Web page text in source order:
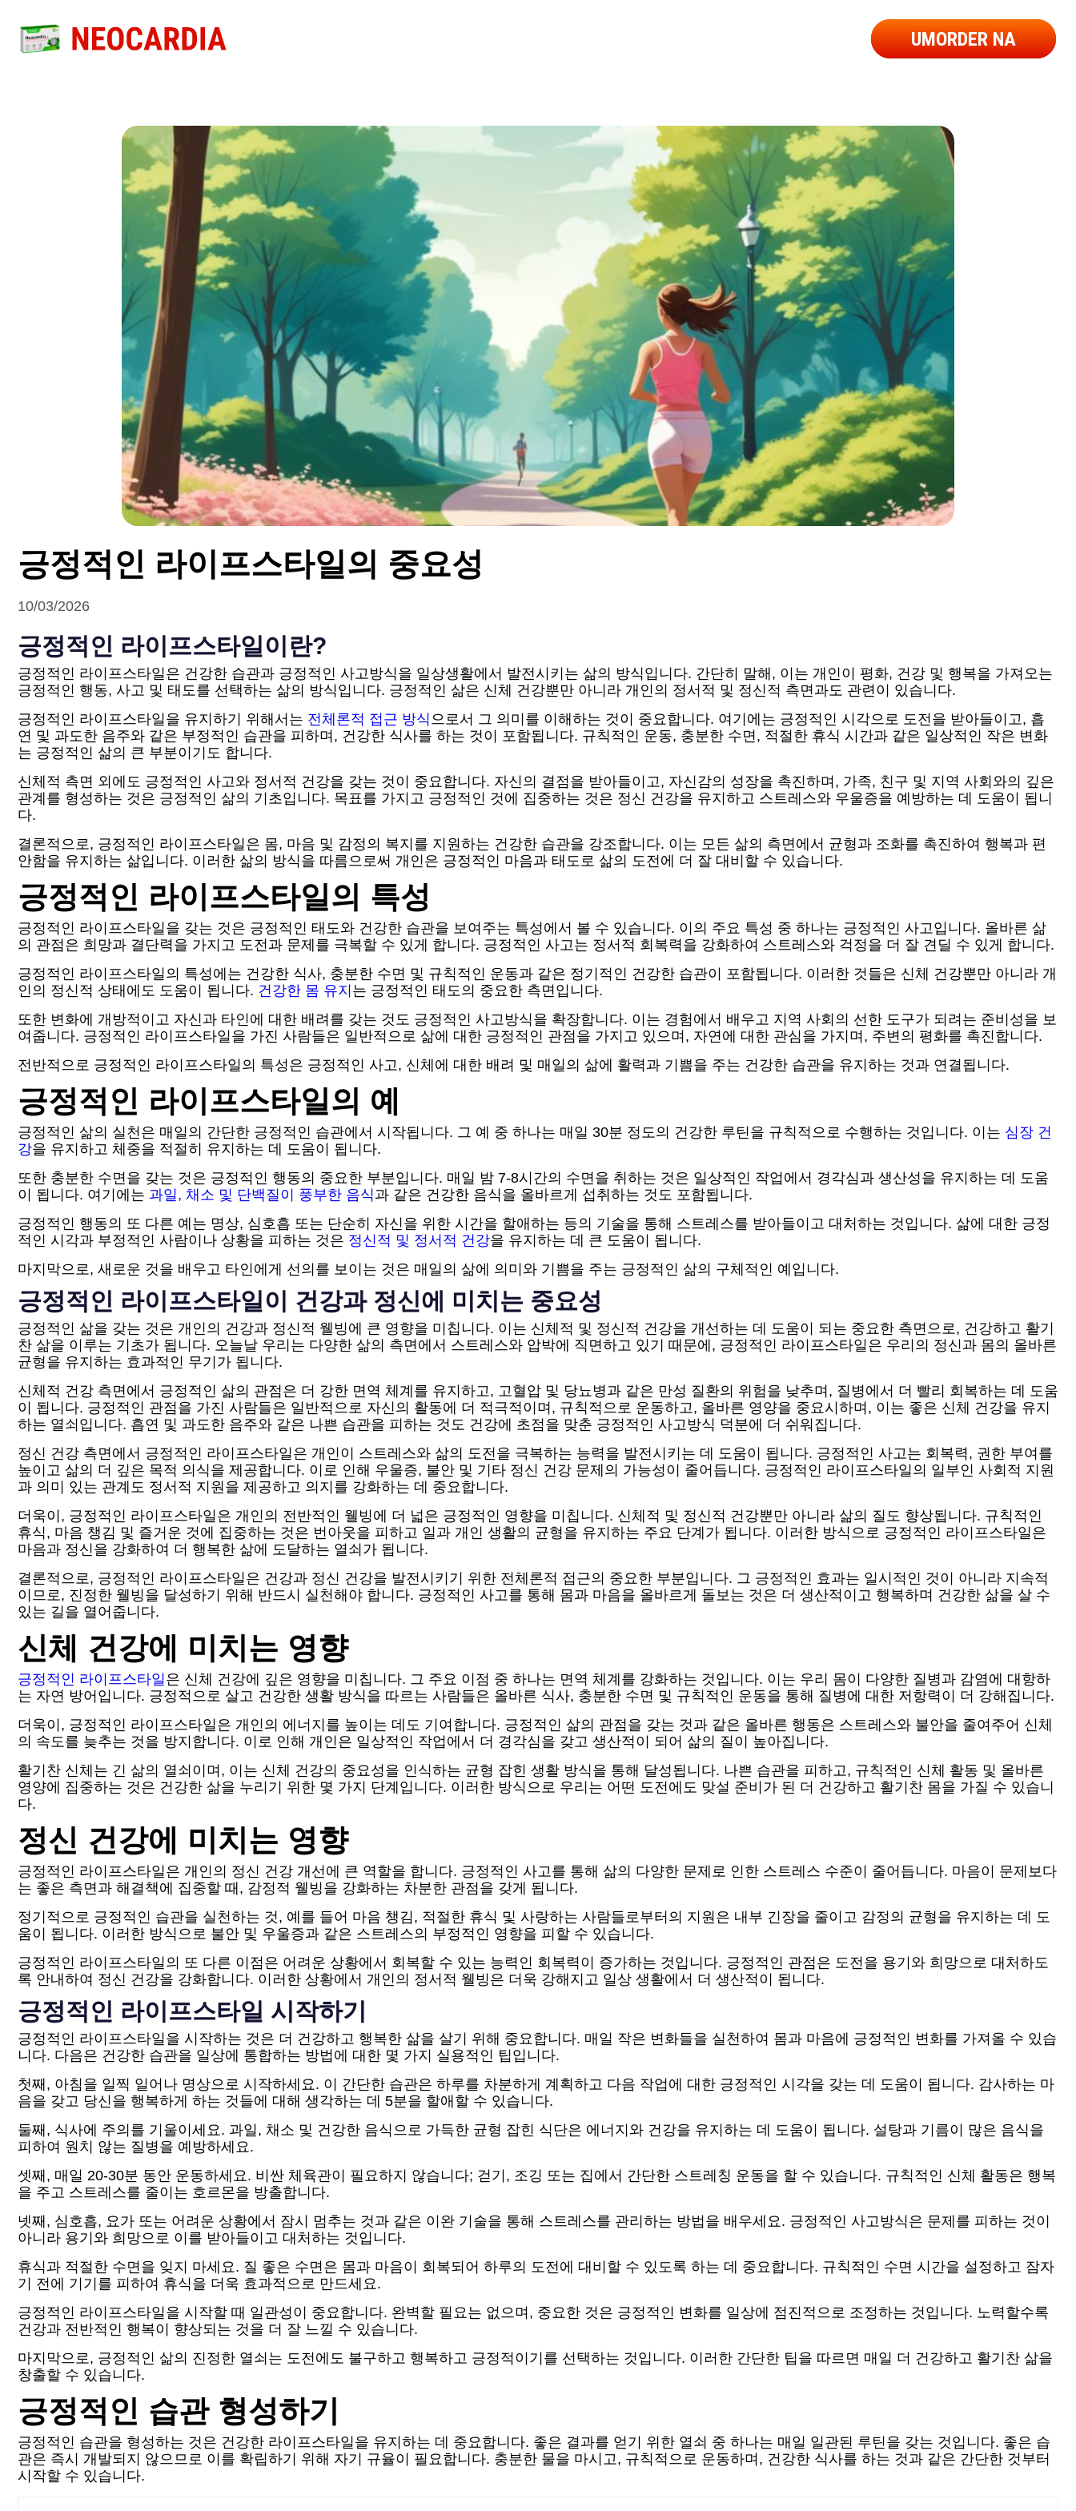
UMORDER NA
긍정적인 라이프스타일의 중요성
10/03/2026
긍정적인 라이프스타일이란?
긍정적인 라이프스타일은 건강한 습관과 긍정적인 사고방식을 일상생활에서 발전시키는 삶의 방식입니다. 간단히 말해, 이는 개인이 평화, 건강 및 행복을 가져오는
긍정적인 행동, 사고 및 태도를 선택하는 삶의 방식입니다. 긍정적인 삶은 신체 건강뿐만 아니라 개인의 정서적 및 정신적 측면과도 관련이 있습니다.
긍정적인 라이프스타일을 유지하기 위해서는 전체론적 접근 방식으로서 그 의미를 이해하는 것이 중요합니다. 여기에는 긍정적인 시각으로 도전을 받아들이고, 흡
연 및 과도한 음주와 같은 부정적인 습관을 피하며, 건강한 식사를 하는 것이 포함됩니다. 규칙적인 운동, 충분한 수면, 적절한 휴식 시간과 같은 일상적인 작은 변화
는 긍정적인 삶의 큰 부분이기도 합니다.
신체적 측면 외에도 긍정적인 사고와 정서적 건강을 갖는 것이 중요합니다. 자신의 결점을 받아들이고, 자신감의 성장을 촉진하며, 가족, 친구 및 지역 사회와의 깊은
관계를 형성하는 것은 긍정적인 삶의 기초입니다. 목표를 가지고 긍정적인 것에 집중하는 것은 정신 건강을 유지하고 스트레스와 우울증을 예방하는 데 도움이 됩니
다.
결론적으로, 긍정적인 라이프스타일은 몸, 마음 및 감정의 복지를 지원하는 건강한 습관을 강조합니다. 이는 모든 삶의 측면에서 균형과 조화를 촉진하여 행복과 편
안함을 유지하는 삶입니다. 이러한 삶의 방식을 따름으로써 개인은 긍정적인 마음과 태도로 삶의 도전에 더 잘 대비할 수 있습니다.
긍정적인 라이프스타일의 특성
긍정적인 라이프스타일을 갖는 것은 긍정적인 태도와 건강한 습관을 보여주는 특성에서 볼 수 있습니다. 이의 주요 특성 중 하나는 긍정적인 사고입니다. 올바른 삶
의 관점은 희망과 결단력을 가지고 도전과 문제를 극복할 수 있게 합니다. 긍정적인 사고는 정서적 회복력을 강화하여 스트레스와 걱정을 더 잘 견딜 수 있게 합니다.
긍정적인 라이프스타일의 특성에는 건강한 식사, 충분한 수면 및 규칙적인 운동과 같은 정기적인 건강한 습관이 포함됩니다. 이러한 것들은 신체 건강뿐만 아니라 개
인의 정신적 상태에도 도움이 됩니다. 건강한 몸 유지 는 긍정적인 태도의 중요한 측면입니다.
또한 변화에 개방적이고 자신과 타인에 대한 배려를 갖는 것도 긍정적인 사고방식을 확장합니다. 이는 경험에서 배우고 지역 사회의 선한 도구가 되려는 준비성을 보
여줍니다. 긍정적인 라이프스타일을 가진 사람들은 일반적으로 삶에 대한 긍정적인 관점을 가지고 있으며, 자연에 대한 관심을 가지며, 주변의 평화를 촉진합니다.
전반적으로 긍정적인 라이프스타일의 특성은 긍정적인 사고, 신체에 대한 배려 및 매일의 삶에 활력과 기쁨을 주는 건강한 습관을 유지하는 것과 연결됩니다.
긍정적인 라이프스타일의 예
긍정적인 삶의 실천은 매일의 간단한 긍정적인 습관에서 시작됩니다. 그 예 중 하나는 매일 30분 정도의 건강한 루틴을 규칙적으로 수행하는 것입니다. 이는 심장 건
강을 유지하고 체중을 적절히 유지하는 데 도움이 됩니다.
또한 충분한 수면을 갖는 것은 긍정적인 행동의 중요한 부분입니다. 매일 밤 7-8시간의 수면을 취하는 것은 일상적인 작업에서 경각심과 생산성을 유지하는 데 도움
이 됩니다. 여기에는 과일, 채소 및 단백질이 풍부한 음식과 같은 건강한 음식을 올바르게 섭취하는 것도 포함됩니다.
긍정적인 행동의 또 다른 예는 명상, 심호흡 또는 단순히 자신을 위한 시간을 할애하는 등의 기술을 통해 스트레스를 받아들이고 대처하는 것입니다. 삶에 대한 긍정
적인 시각과 부정적인 사람이나 상황을 피하는 것은 정신적 및 정서적 건강을 유지하는 데 큰 도움이 됩니다.
마지막으로, 새로운 것을 배우고 타인에게 선의를 보이는 것은 매일의 삶에 의미와 기쁨을 주는 긍정적인 삶의 구체적인 예입니다.
긍정적인 라이프스타일이 건강과 정신에 미치는 중요성
긍정적인 삶을 갖는 것은 개인의 건강과 정신적 웰빙에 큰 영향을 미칩니다. 이는 신체적 및 정신적 건강을 개선하는 데 도움이 되는 중요한 측면으로, 건강하고 활기
찬 삶을 이루는 기초가 됩니다. 오늘날 우리는 다양한 삶의 측면에서 스트레스와 압박에 직면하고 있기 때문에, 긍정적인 라이프스타일은 우리의 정신과 몸의 올바른
균형을 유지하는 효과적인 무기가 됩니다.
신체적 건강 측면에서 긍정적인 삶의 관점은 더 강한 면역 체계를 유지하고, 고혈압 및 당뇨병과 같은 만성 질환의 위험을 낮추며, 질병에서 더 빨리 회복하는 데 도움
이 됩니다. 긍정적인 관점을 가진 사람들은 일반적으로 자신의 활동에 더 적극적이며, 규칙적으로 운동하고, 올바른 영양을 중요시하며, 이는 좋은 신체 건강을 유지
하는 열쇠입니다. 흡연 및 과도한 음주와 같은 나쁜 습관을 피하는 것도 건강에 초점을 맞춘 긍정적인 사고방식 덕분에 더 쉬워집니다.
정신 건강 측면에서 긍정적인 라이프스타일은 개인이 스트레스와 삶의 도전을 극복하는 능력을 발전시키는 데 도움이 됩니다. 긍정적인 사고는 회복력, 권한 부여를
높이고 삶의 더 깊은 목적 의식을 제공합니다. 이로 인해 우울증, 불안 및 기타 정신 건강 문제의 가능성이 줄어듭니다. 긍정적인 라이프스타일의 일부인 사회적 지원
과 의미 있는 관계도 정서적 지원을 제공하고 의지를 강화하는 데 중요합니다.
더욱이, 긍정적인 라이프스타일은 개인의 전반적인 웰빙에 더 넓은 긍정적인 영향을 미칩니다. 신체적 및 정신적 건강뿐만 아니라 삶의 질도 향상됩니다. 규칙적인
휴식, 마음 챙김 및 즐거운 것에 집중하는 것은 번아웃을 피하고 일과 개인 생활의 균형을 유지하는 주요 단계가 됩니다. 이러한 방식으로 긍정적인 라이프스타일은
마음과 정신을 강화하여 더 행복한 삶에 도달하는 열쇠가 됩니다.
결론적으로, 긍정적인 라이프스타일은 건강과 정신 건강을 발전시키기 위한 전체론적 접근의 중요한 부분입니다. 그 긍정적인 효과는 일시적인 것이 아니라 지속적
이므로, 진정한 웰빙을 달성하기 위해 반드시 실천해야 합니다. 긍정적인 사고를 통해 몸과 마음을 올바르게 돌보는 것은 더 생산적이고 행복하며 건강한 삶을 살 수
있는 길을 열어줍니다.
신체 건강에 미치는 영향
긍정적인 라이프스타일은 신체 건강에 깊은 영향을 미칩니다. 그 주요 이점 중 하나는 면역 체계를 강화하는 것입니다. 이는 우리 몸이 다양한 질병과 감염에 대항하
는 자연 방어입니다. 긍정적으로 살고 건강한 생활 방식을 따르는 사람들은 올바른 식사, 충분한 수면 및 규칙적인 운동을 통해 질병에 대한 저항력이 더 강해집니다.
더욱이, 긍정적인 라이프스타일은 개인의 에너지를 높이는 데도 기여합니다. 긍정적인 삶의 관점을 갖는 것과 같은 올바른 행동은 스트레스와 불안을 줄여주어 신체
의 속도를 늦추는 것을 방지합니다. 이로 인해 개인은 일상적인 작업에서 더 경각심을 갖고 생산적이 되어 삶의 질이 높아집니다.
활기찬 신체는 긴 삶의 열쇠이며, 이는 신체 건강의 중요성을 인식하는 균형 잡힌 생활 방식을 통해 달성됩니다. 나쁜 습관을 피하고, 규칙적인 신체 활동 및 올바른
영양에 집중하는 것은 건강한 삶을 누리기 위한 몇 가지 단계입니다. 이러한 방식으로 우리는 어떤 도전에도 맞설 준비가 된 더 건강하고 활기찬 몸을 가질 수 있습니
다.
정신 건강에 미치는 영향
긍정적인 라이프스타일은 개인의 정신 건강 개선에 큰 역할을 합니다. 긍정적인 사고를 통해 삶의 다양한 문제로 인한 스트레스 수준이 줄어듭니다. 마음이 문제보다
는 좋은 측면과 해결책에 집중할 때, 감정적 웰빙을 강화하는 차분한 관점을 갖게 됩니다.
정기적으로 긍정적인 습관을 실천하는 것, 예를 들어 마음 챙김, 적절한 휴식 및 사랑하는 사람들로부터의 지원은 내부 긴장을 줄이고 감정의 균형을 유지하는 데 도
움이 됩니다. 이러한 방식으로 불안 및 우울증과 같은 스트레스의 부정적인 영향을 피할 수 있습니다.
긍정적인 라이프스타일의 또 다른 이점은 어려운 상황에서 회복할 수 있는 능력인 회복력이 증가하는 것입니다. 긍정적인 관점은 도전을 용기와 희망으로 대처하도
록 안내하여 정신 건강을 강화합니다. 이러한 상황에서 개인의 정서적 웰빙은 더욱 강해지고 일상 생활에서 더 생산적이 됩니다.
긍정적인 라이프스타일 시작하기
긍정적인 라이프스타일을 시작하는 것은 더 건강하고 행복한 삶을 살기 위해 중요합니다. 매일 작은 변화들을 실천하여 몸과 마음에 긍정적인 변화를 가져올 수 있습
니다. 다음은 건강한 습관을 일상에 통합하는 방법에 대한 몇 가지 실용적인 팁입니다.
첫째, 아침을 일찍 일어나 명상으로 시작하세요. 이 간단한 습관은 하루를 차분하게 계획하고 다음 작업에 대한 긍정적인 시각을 갖는 데 도움이 됩니다. 감사하는 마
음을 갖고 당신을 행복하게 하는 것들에 대해 생각하는 데 5분을 할애할 수 있습니다.
둘째, 식사에 주의를 기울이세요. 과일, 채소 및 건강한 음식으로 가득한 균형 잡힌 식단은 에너지와 건강을 유지하는 데 도움이 됩니다. 설탕과 기름이 많은 음식을
피하여 원치 않는 질병을 예방하세요.
셋째, 매일 20-30분 동안 운동하세요. 비싼 체육관이 필요하지 않습니다; 걷기, 조깅 또는 집에서 간단한 스트레칭 운동을 할 수 있습니다. 규칙적인 신체 활동은 행복
을 주고 스트레스를 줄이는 호르몬을 방출합니다.
넷째, 심호흡, 요가 또는 어려운 상황에서 잠시 멈추는 것과 같은 이완 기술을 통해 스트레스를 관리하는 방법을 배우세요. 긍정적인 사고방식은 문제를 피하는 것이
아니라 용기와 희망으로 이를 받아들이고 대처하는 것입니다.
휴식과 적절한 수면을 잊지 마세요. 질 좋은 수면은 몸과 마음이 회복되어 하루의 도전에 대비할 수 있도록 하는 데 중요합니다. 규칙적인 수면 시간을 설정하고 잠자
기 전에 기기를 피하여 휴식을 더욱 효과적으로 만드세요.
긍정적인 라이프스타일을 시작할 때 일관성이 중요합니다. 완벽할 필요는 없으며, 중요한 것은 긍정적인 변화를 일상에 점진적으로 조정하는 것입니다. 노력할수록
건강과 전반적인 행복이 향상되는 것을 더 잘 느낄 수 있습니다.
마지막으로, 긍정적인 삶의 진정한 열쇠는 도전에도 불구하고 행복하고 긍정적이기를 선택하는 것입니다. 이러한 간단한 팁을 따르면 매일 더 건강하고 활기찬 삶을
창출할 수 있습니다.
긍정적인 습관 형성하기
긍정적인 습관을 형성하는 것은 건강한 라이프스타일을 유지하는 데 중요합니다. 좋은 결과를 얻기 위한 열쇠 중 하나는 매일 일관된 루틴을 갖는 것입니다. 좋은 습
관은 즉시 개발되지 않으므로 이를 확립하기 위해 자기 규율이 필요합니다. 충분한 물을 마시고, 규칙적으로 운동하며, 건강한 식사를 하는 것과 같은 간단한 것부터
시작할 수 있습니다.